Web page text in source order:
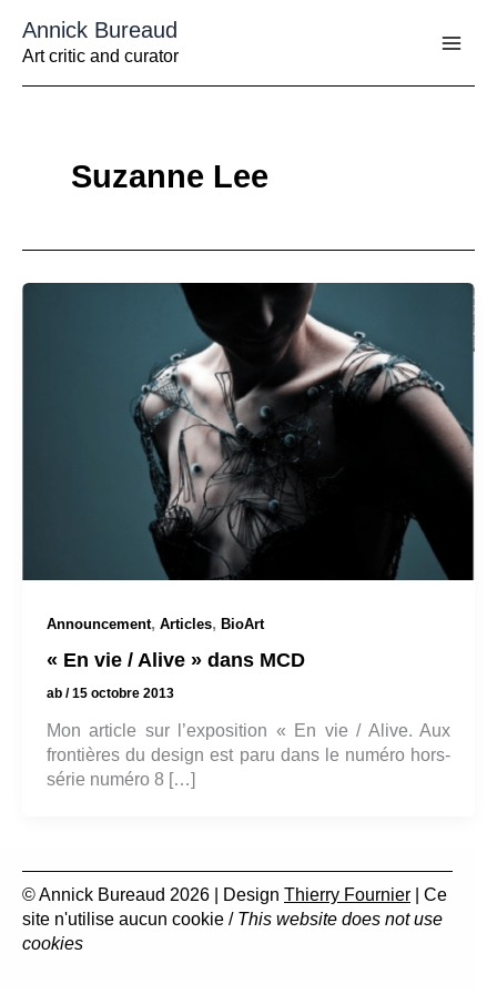
contenu
Annick Bureaud
Art critic and curator
Suzanne Lee
Announcement, Articles, BioArt
« En vie / Alive » dans MCD
ab /15 octobre 2013
Mon article sur l’exposition « En vie / Alive. Aux
frontières du design est paru dans le numéro hors-
série numéro 8 […]
© Annick Bureaud 2026 | Design Thierry Fournier | Ce
site n'utilise aucun cookie / This website does not use
cookies